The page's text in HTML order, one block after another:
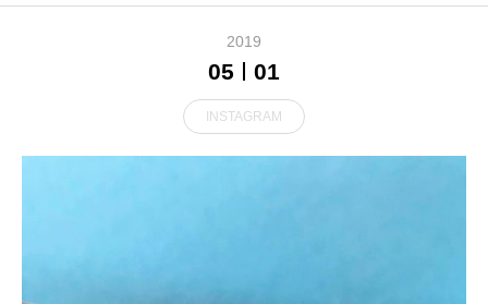
2019
05 01
INSTAGRAM